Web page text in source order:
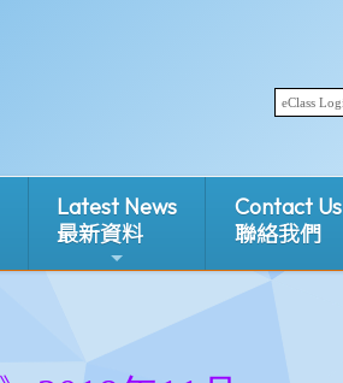
Latest News
最新資料
Contact Us
聯絡我們